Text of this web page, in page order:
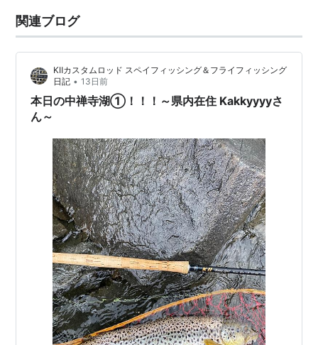
関連ブログ
KⅡカスタムロッド スペイフィッシング＆フライフィッシング
日記 • 13日前
本日の中禅寺湖①！！！～県内在住 Kakkyyyyさ
ん～